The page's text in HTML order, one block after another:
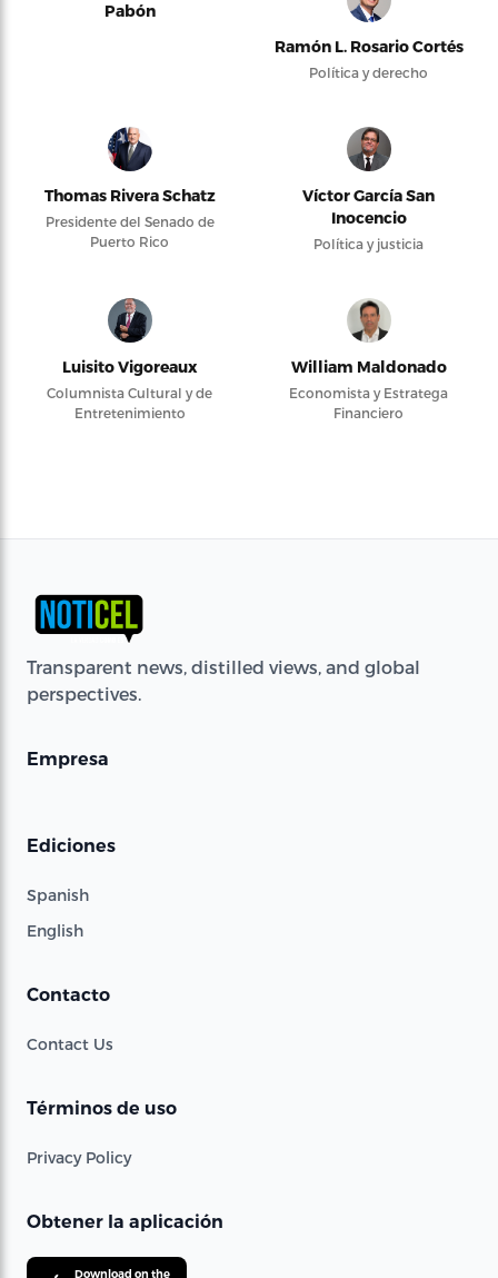
Pabón
Ramón L. Rosario Cortés
Política y derecho
Thomas Rivera Schatz
Presidente del Senado de
Puerto Rico
Víctor García San
Inocencio
Política y justicia
Luisito Vigoreaux
Columnista Cultural y de
Entretenimiento
William Maldonado
Economista y Estratega
Financiero
Transparent news, distilled views, and global
perspectives.
Empresa
Ediciones
Spanish
English
Contacto
Contact Us
Términos de uso
Privacy Policy
Obtener la aplicación
Download on the